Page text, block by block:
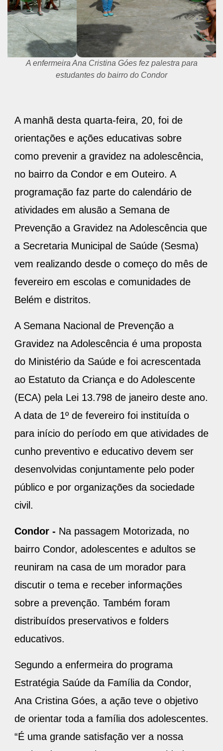
A enfermeira Ana Cristina Góes fez palestra para
estudantes do bairro do Condor
A manhã desta quarta-feira, 20, foi de
orientações e ações educativas sobre
como prevenir a gravidez na adolescência,
no bairro da Condor e em Outeiro. A
programação faz parte do calendário de
atividades em alusão a Semana de
Prevenção a Gravidez na Adolescência que
a Secretaria Municipal de Saúde (Sesma)
vem realizando desde o começo do mês de
fevereiro em escolas e comunidades de
Belém e distritos.
A Semana Nacional de Prevenção a
Gravidez na Adolescência é uma proposta
do Ministério da Saúde e foi acrescentada
ao Estatuto da Criança e do Adolescente
(ECA) pela Lei 13.798 de janeiro deste ano.
A data de 1º de fevereiro foi instituída o
para início do período em que atividades de
cunho preventivo e educativo devem ser
desenvolvidas conjuntamente pelo poder
público e por organizações da sociedade
civil.
Condor - Na passagem Motorizada, no
bairro Condor, adolescentes e adultos se
reuniram na casa de um morador para
discutir o tema e receber informações
sobre a prevenção. Também foram
distribuídos preservativos e folders
educativos.
Segundo a enfermeira do programa
Estratégia Saúde da Família da Condor,
Ana Cristina Góes, a ação teve o objetivo
de orientar toda a família dos adolescentes.
“É uma grande satisfação ver a nossa